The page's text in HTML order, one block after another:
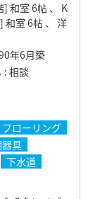
和室 6帖 、 K
和室 6帖 、 洋
年6月築
相談
フローリング
具
下水道